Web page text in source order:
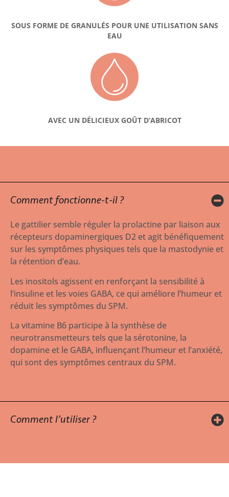
SOUS FORME DE GRANULÉS POUR UNE UTILISATION SANS
EAU
AVEC UN DÉLICIEUX GOÛT D’ABRICOT
Comment fonctionne-t-il ?
Le gattilier semble réguler la prolactine par liaison aux
récepteurs dopaminergiques D2 et agit bénéfiquement
sur les symptômes physiques tels que la mastodynie et
la rétention d’eau.
Les inositols agissent en renforçant la sensibilité à
l’insuline et les voies GABA, ce qui améliore l’humeur et
réduit les symptômes du SPM.
La vitamine B6 participe à la synthèse de
neurotransmetteurs tels que la sérotonine, la
dopamine et le GABA, influençant l’humeur et l’anxiété,
qui sont des symptômes centraux du SPM.
Comment l’utiliser ?